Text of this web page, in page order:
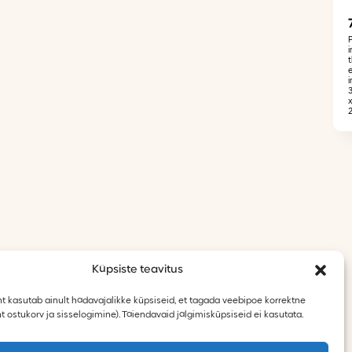
Küpsiste teavitus
kasutab ainult hädavajalikke küpsiseid, et tagada veebipoe korrektne
ostukorv ja sisselogimine). Täiendavaid jälgimisküpsiseid ei kasutata.